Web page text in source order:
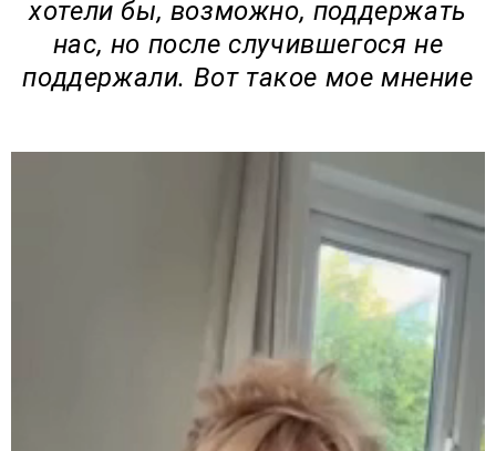
хотели бы, возможно, поддержать
нас, но после случившегося не
поддержали. Вот такое мое мнение